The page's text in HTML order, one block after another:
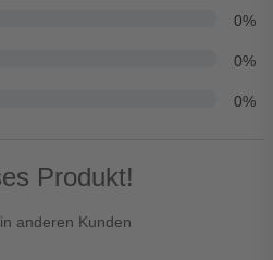
0%
0%
0%
Produkt!
anderen Kunden